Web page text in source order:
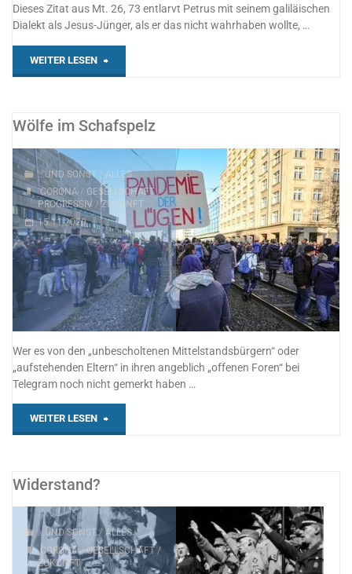
Dieses Zitat aus Mt. 26, 73 entlarvt Petrus mit seinem galiläischen
Dialekt als Jesus-Jünger, als er das nicht wahrhaben wollte, …
WEITER LESEN "Deine
verrät
dich"
Wölfe im Schafspelz
...UND SONST / ALLES
CORONA/ GESELLSCHAFT/
PROGRESSIV /ZUKUNFT
15.11.2020
Wer es von den „unbescholtenen Mittelstandsbürgern“ oder
„aufstehenden Eltern“ in ihren angeblich „offenen Foren“ bei
Telegram noch nicht gemerkt haben …
WEITER LESEN "Wölfe
Widerstand?
...UND SONST / ALLES
CORONA/GESELLSCHAFT/
ZUKUNFT